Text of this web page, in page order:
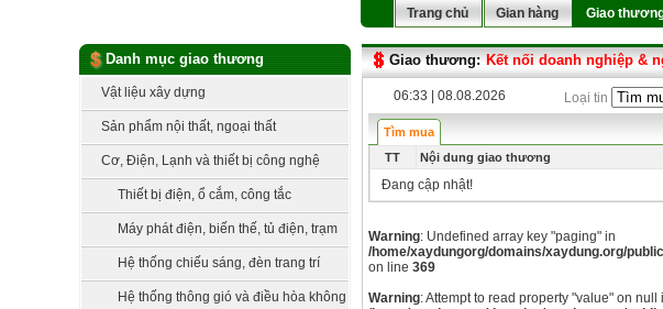
Trang chủ Gian hàng Giao
Danh mục giao thương
Vật liệu xây dựng
Sản phẩm nội thất, ngoại thất
Cơ, Điện, Lạnh và thiết bị công nghệ
Thiết bị điện, ổ cắm, công tắc
Máy phát điện, biến thế, tủ điện, trạm
Hệ thống chiếu sáng, đèn trang trí
Hệ thống thông gió và điều hòa không
Giao thương: Kết nối doanh nghiệp &
06:33 | 08.08.2026 Loại tin
Tìm mua
TT Nội dung giao thương
Đang cập nhật!
Warning: Undefined array key "paging" in
/home/xaydungorg/domains/xaydung.org/
on line 369
Warning: Attempt to read property "value" on null